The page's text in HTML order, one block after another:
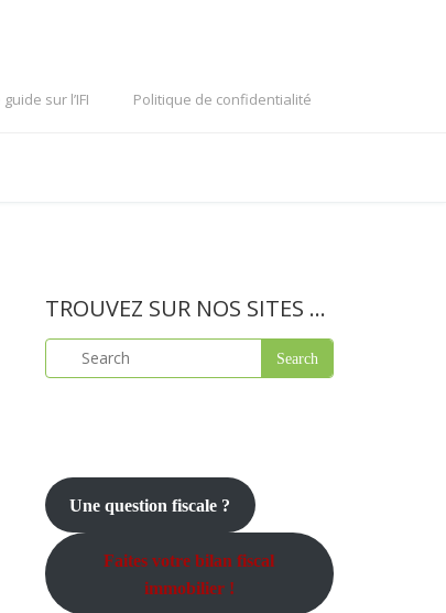
sur l’IFI Politique de confidentialité
TROUVEZ SUR NOS SITES …
Une question fiscale ?
Faites votre bilan fiscal
immobilier !